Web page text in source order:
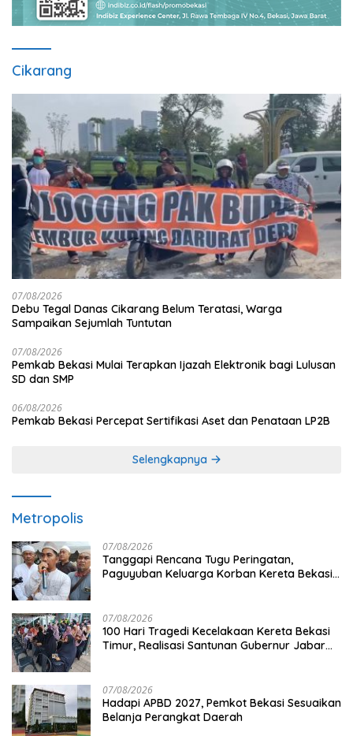
Cikarang
07/08/2026
Debu Tegal Danas Cikarang Belum Teratasi, Warga
Sampaikan Sejumlah Tuntutan
07/08/2026
Pemkab Bekasi Mulai Terapkan Ijazah Elektronik bagi Lulusan
SD dan SMP
06/08/2026
Pemkab Bekasi Percepat Sertifikasi Aset dan Penataan LP2B
Selengkapnya
Metropolis
07/08/2026
Tanggapi Rencana Tugu Peringatan,
Paguyuban Keluarga Korban Kereta Bekasi
07/08/2026
100 Hari Tragedi Kecelakaan Kereta Bekasi
Timur, Realisasi Santunan Gubernur Jabar
07/08/2026
Hadapi APBD 2027, Pemkot Bekasi Sesuaikan
Belanja Perangkat Daerah